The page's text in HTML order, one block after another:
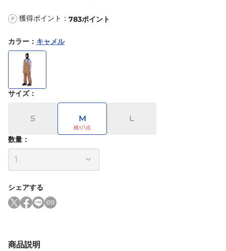
P 獲得ポイント： 783ポイント
カラー ： キャメル
サイズ：
S M L
数量：
シェアする
商品説明